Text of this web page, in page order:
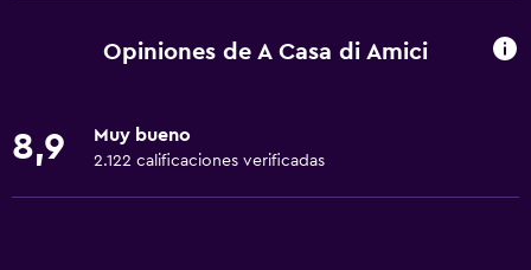
Toallas
Opiniones de A Casa di Amici
8,9 Muy bueno
2.122 calificaciones verificadas